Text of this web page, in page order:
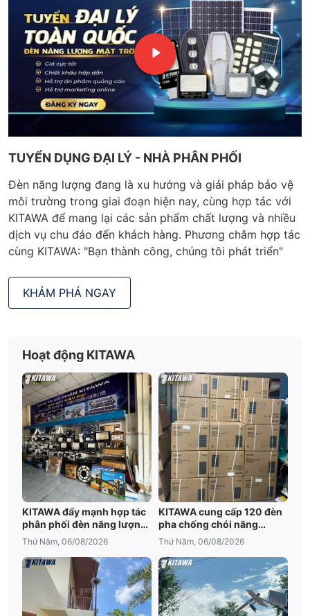
TUYỂN DỤNG ĐẠI LÝ - NHÀ PHÂN PHỐI
Đèn năng lượng đang là xu hướng và giải pháp bảo vệ
môi trường trong giai đoạn hiện nay, cùng hợp tác với
KITAWA để mang lại các sản phẩm chất lượng và nhiều
dịch vụ chu đáo đến khách hàng. Phương châm hợp tác
cùng KITAWA: "Bạn thành công, chúng tôi phát triển"
KHÁM PHÁ NGAY
Hoạt động KITAWA
KITAWA đẩy mạnh hợp tác
phân phối đèn năng lượng
mặt trời An Giang
Thứ Năm, 06/08/2026
KITAWA cung cấp 120 đèn
pha chống chói năng
lượng mặt trời cho trại tôm
Bạc Liêu
Thứ Năm, 06/08/2026